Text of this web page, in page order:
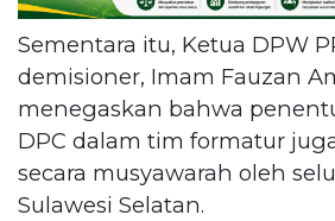
Sementara itu, Ketua DPW
demisioner, Imam Fauzan
menegaskan bahwa
DPC dalam tim formatur
secara musyawarah oleh
Sulawesi Selatan.